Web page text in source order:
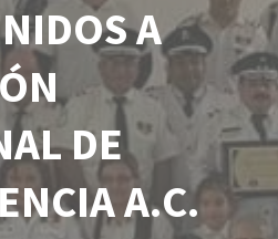
A
DE
A.C.